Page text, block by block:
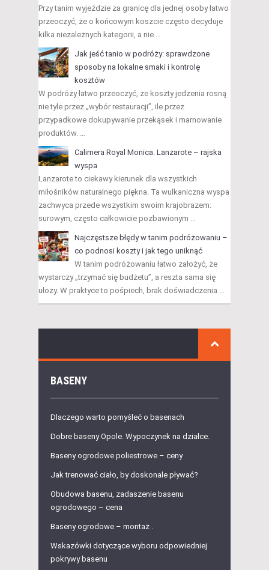
Przy tanim wyjeździe za granicę dla jednej osoby łatwo
przeoczyć, że o końcowym koszcie często decyduje
kilka niezależnych kategorii, a nie …
Jak jeść tanio w podróży: sprawdzone
sposoby na lokalne smaki i kontrolę
kosztów
W podróży łatwo przeoczyć, że koszty jedzenia rosną
nie tyle przez „wybór restauracji”, ile przez
przypadkowe dokupywanie przekąsek i marnowanie
produktów. …
Calimera Royal Monica. Lanzarote – rajska
wyspa
Lanzarote to ciekawy kierunek dla wszystkich
miłośników naturalnego piękna. Ta wulkaniczna wyspa
zachwyca przede wszystkim swoim krajobrazem:
surowym, często całkowicie pozbawionym …
Najczęstsze błędy w tanim podróżowaniu –
co podnosi koszty i jak tego uniknąć
W tanim podróżowaniu łatwo założyć, że
wystarczy „trzymać się budżetu”, a reszta sama się
ułoży. W praktyce to pośpiech, brak doświadczenia …
BASENY
Dlaczego warto pomyśleć o basenach
Dobre baseny Opole. Wypoczynek na działce.
Baseny ogrodowe poliestrowe – ceny
Jak trenować ciało, by doskonale pływać?
Obudowa basenu, zadaszenie basenu
ogrodowego – cena
Baseny ogrodowe – montaż .
Wskazówki dotyczące wyboru odpowiedniej
pokrywy basenu